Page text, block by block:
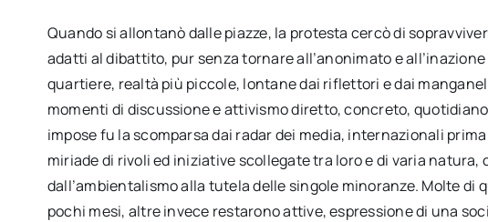
Quando si allontanò dalle piazze, la protesta cercò di
adatti al dibattito, pur senza tornare all’anonimato e
quartiere, realtà più piccole, lontane dai riflettori e dai
momenti di discussione e attivismo diretto, concreto,
impose fu la scomparsa dai radar dei media, internazionali
miriade di rivoli ed iniziative scollegate tra loro e di varia
dall’ambientalismo alla tutela delle singole minoranze. Molte
pochi mesi, altre invece restarono attive, espressione di una